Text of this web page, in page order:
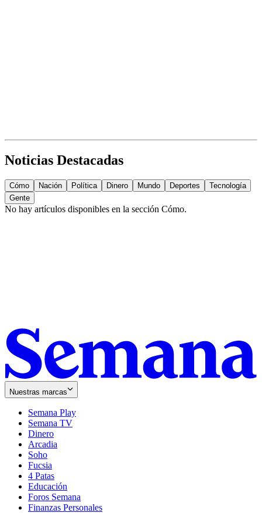
Noticias Destacadas
Cómo Nación Política Dinero Mundo Deportes
Tecnología
Gente
No hay artículos disponibles en la sección Cómo.
Nuestras marcas
Semana Play
Semana TV
Dinero
Arcadia
Soho
in
new
window
Fucsia
in
new
window
4 Patas
Educación
Foros Semana
Finanzas Personales